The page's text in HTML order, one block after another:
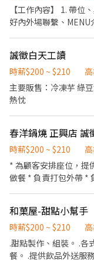
【工作內容】 1. 帶位
好內外場聯繫、
品質維護。 5. 外場相
制。 午班時間(依現場情況調整) 上班時間：11:30～12:30區間 下班
時間：14:00～15:00區間 晚班時間(依現場情況調整) 上班
誠徵白天工讀
時薪$200 ~ $210
主要販售：冷凍芋 綠
熱忱
春洋鍋燒 正興店 誠
時薪$200 ~ $210
* 為顧客安排座位，提
做餐 * 負責打包外帶 *
和菓屋-甜點小幫手
時薪$200 ~ $210
.甜點製作、組裝。 .各
餐。 .提供飲品外送服